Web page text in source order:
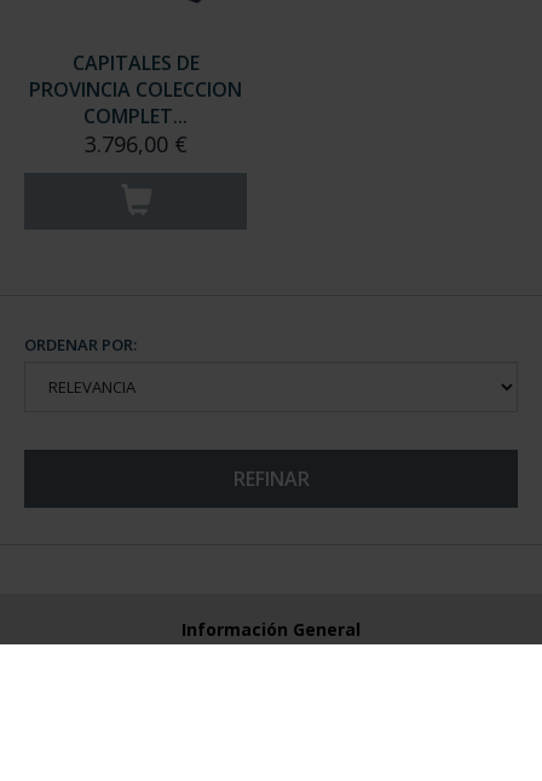
CAPITALES DE
PROVINCIA COLECCION
COMPLET...
3.796,00 €
ORDENAR POR:
REFINAR
Información General